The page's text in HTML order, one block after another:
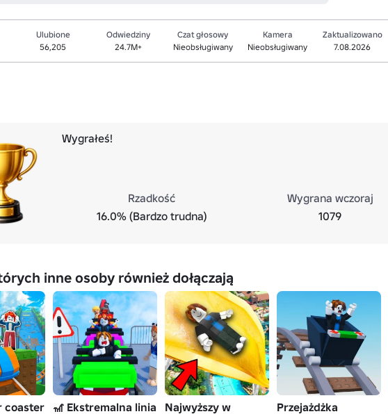
Ulubione
56,205
Odwiedziny
24.7M+
Czat głosowy
Nieobsługiwany
Kamera
Nieobsługiwany
Zaktualizowano
7.08.2026
Wygrałeś!
Rzadkość
16.0% (Bardzo trudna)
Wygrana wczoraj
1079
inne osoby również dołączają
coaster 🎢 Ekstremalna linia Najwyższy w Przejażdżka